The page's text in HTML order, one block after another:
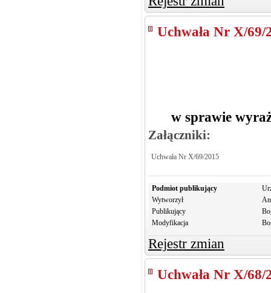
Uchwała Nr X/69/
w sprawie
Załączniki:
Uchwała Nr X/69/2015
Podmiot publikujący
Wytworzył
Publikujący
Modyfikacja
Rejestr zmian
Uchwała Nr X/68/